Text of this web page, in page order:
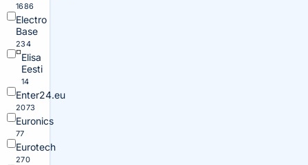
1686
Electro
Base
234
Elisa
Eesti
14
Enter24.eu
2073
Euronics
77
Eurotech
270